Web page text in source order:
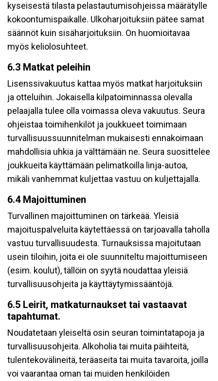
kyseisestä tilasta pelastautumisohjeissa määrätylle
kokoontumispaikalle. Ulkoharjoituksiin pätee samat
säännöt kuin sisäharjoituksiin. On huomioitavaa
myös keliolosuhteet.
6.3 Matkat peleihin
Lisenssivakuutus kattaa myös matkat harjoituksiin
ja otteluihin. Jokaisella kilpatoiminnassa olevalla
pelaajalla tulee olla voimassa oleva vakuutus. Seura
ohjeistaa toimihenkilöt ja joukkueet toimimaan
turvallisuussuunnitelman mukaisesti ennakoimaan
mahdollisia uhkia ja välttämään ne. Seura suosittelee
joukkueita käyttämään pelimatkoilla linja-autoa,
mikäli vanhemmat kuljettaa vastuu on kuljettajalla.
6.4 Majoittuminen
Turvallinen majoittuminen on tärkeää. Yleisiä
majoituspalveluita käytettäessä on tarjoavalla taholla
vastuu turvallisuudesta. Turnauksissa majoitutaan
usein tiloihin, joita ei ole suunniteltu majoittumiseen
(esim. koulut), tällöin on syytä noudattaa yleisiä
turvallisuusohjeita ja käyttäytymissääntöjä.
6.5 Leirit, matkaturnaukset tai vastaavat
tapahtumat.
Noudatetaan yleiseltä osin seuran toimintatapoja ja
turvallisuusohjeita. Alkoholia tai muita päihteitä,
tulentekovälineitä, teräaseita tai muita tavaroita, joilla
voi vaarantaa oman tai muiden henkilöiden